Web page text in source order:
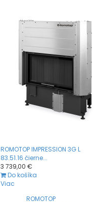
ROMOTOP IMPRESSION 3G L
83.51.16 čierne...
3 739,00 €
Do košíka
Viac
ROMOTOP